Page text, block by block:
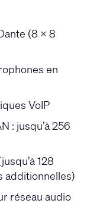
(8 x 8
en
VoIP
: jusqu’à 256
128
additionnelles)
réseau audio